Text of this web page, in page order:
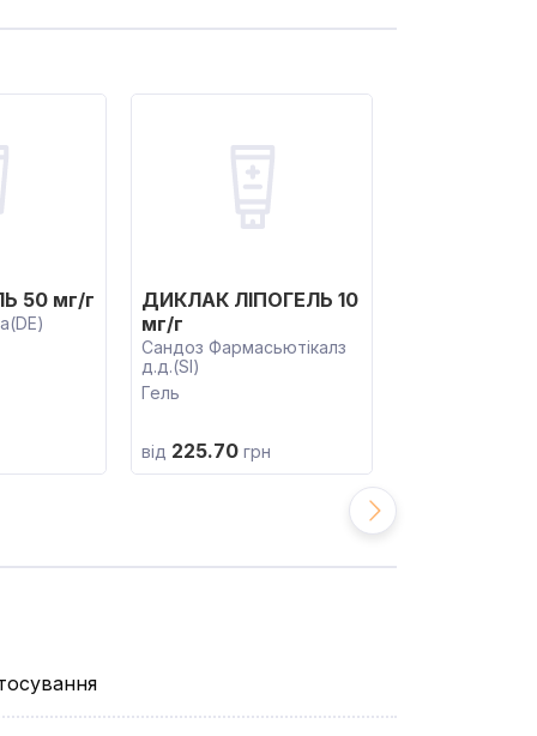
50 мг/г
ДИКЛАК ЛІПОГЕЛЬ 10
мг/г
Сандоз Фармасьютікалз
д.д.(SI)
Гель
від 225.70 грн